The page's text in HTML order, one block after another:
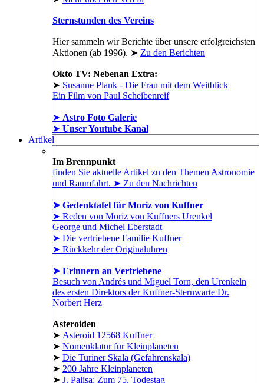
Sternstunden des Vereins
Hier sammeln wir Berichte über unsere erfolgreichsten
Aktionen (ab 1996). ➤ Zu den Berichten
Okto TV: Nebenan Extra:
➤ Susanne Plank - Die Frau mit dem Weitblick
Ein Film von Paul Scheibenreif
➤ Astro Foto Galerie
➤ Unser Youtube Kanal
Artikel
Im Brennpunkt
finden Sie aktuelle Artikel zu den Themen Astronomie
und Raumfahrt. ➤ Zu den Nachrichten
➤ Gedenktafel für Moriz von Kuffner
➤ Reden von Moriz von Kuffners Urenkel
George und Michel Eberstadt
➤ Die vertriebene Familie Kuffner
➤ Rückkehr der Originaluhren
➤ Erinnern an Vertriebene
Besuch von Andrés und Miguel Torn, den Urenkeln
des ersten Direktors der Kuffner-Sternwarte Dr.
Norbert Herz
Asteroiden
➤ Asteroid 12568 Kuffner
➤ Nomenklatur für Kleinplaneten
➤ Die Turiner Skala (Gefahrenskala)
➤ 200 Jahre Kleinplaneten
➤ J. Palisa: Zum 75. Todestag